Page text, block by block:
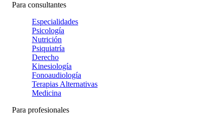
Para consultantes
Especialidades
Psicología
Nutrición
Psiquiatría
Derecho
Kinesiología
Fonoaudiología
Terapias Alternativas
Medicina
Para profesionales